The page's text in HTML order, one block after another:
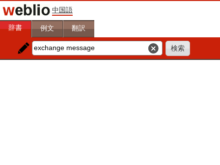
中国語
辞書 例文 翻訳